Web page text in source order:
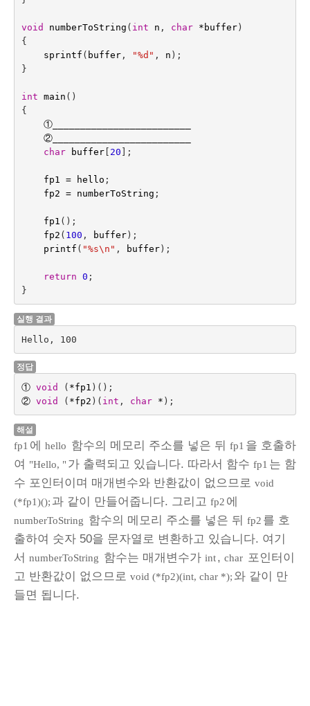
void numberToString ( int n , char * buffer)
{
sprintf ( buffer, "%d" , n );
}
int main ()
{
①_________________________
②_________________________
char
buffer[ 20 ];
fp1 = hello ;
fp2 = numberToString ;
fp1 ();
fp2 ( 100 , buffer);
printf ( "%s\n " , buffer);
return 0 ;
}
실행 결과
Hello, 100
정답
① void ( *fp1 )();
② void ( *fp2 )( int , char * );
해설
fp1 에 hello 함수의 메모리 주소를 넣은 뒤 fp1 을 호출하
여 "Hello, " 가 출력되고 있습니다. 따라서 함수 fp1 는 함
수 포인터이며 매개변수와 반환값이 없으므로 void
(*fp1)(); 과 같이 만들어줍니다. 그리고 fp2 에
numberToString 함수의 메모리 주소를 넣은 뒤 fp2 를 호
출하여 숫자 50을 문자열로 변환하고 있습니다. 여기
서 numberToString 함수는 매개변수가 int, char 포인터이
고 반환값이 없으므로 void (*fp2)(int, char *); 와 같이 만
들면 됩니다.